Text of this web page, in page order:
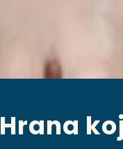
Hrana